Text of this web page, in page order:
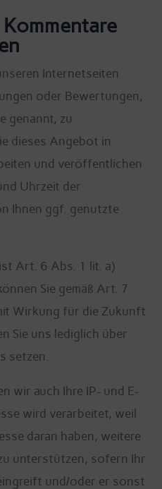
Internetseiten
oder Bewertungen,
genannt, zu
dieses Angebot in
und veröffentlichen
Uhrzeit der
Ihnen ggf. genutzte
Art. 6 Abs. 1 lit. a)
Sie gemäß Art. 7
Wirkung für die Zukunft
Sie uns lediglich über
setzen.
wir auch Ihre IP- und E-
wird verarbeitet, weil
daran haben, weitere
unterstützen, sofern Ihr
und/oder er sonst